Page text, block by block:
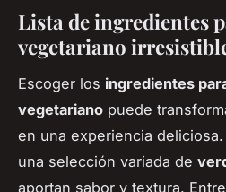
Lista de ingredientes
vegetariano
Escoger los ingredientes
vegetariano puede
en una experiencia
una selección variada de
aportan sabor y textura.